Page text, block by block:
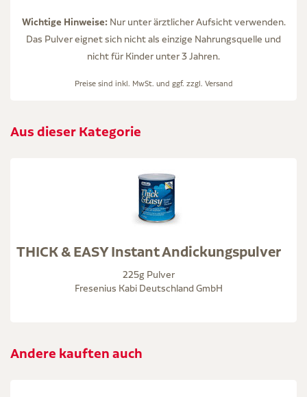
Wichtige Hinweise:Nur unter ärztlicher Aufsicht verwenden.
Das Pulver eignet sich nicht als einzige Nahrungsquelle und
nicht für Kinder unter 3 Jahren.
Preise sind inkl. MwSt. und ggf. zzgl. Versand
Aus dieser Kategorie
THICK & EASY Instant Andickungspulver
225g Pulver
Fresenius Kabi Deutschland GmbH
Andere kauften auch